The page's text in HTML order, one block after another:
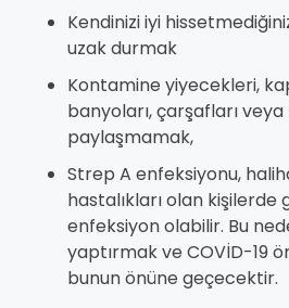
Kendinizi iyi
uzak durmak
Kontamine yiyecekleri,
banyoları, çarşafları veya
paylaşmamak,
Strep A enfeksiyonu,
hastalıkları olan kişilerde
enfeksiyon olabilir. Bu
yaptırmak ve COVİD-19
bunun önüne geçecektir.